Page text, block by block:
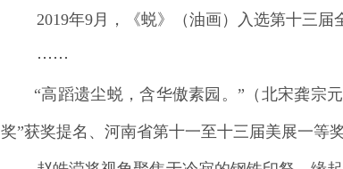
2019年9月，《蜕》（油画）入选第十三届
⋯⋯
“高蹈遗尘蜕，含华傲素园。”（北宋龚宗元
奖”获奖提名、河南省第十一至十三届美展一等